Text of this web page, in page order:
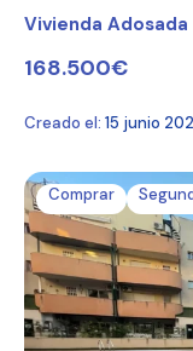
Vivienda Adosada
168.500€
Creado el: 15 junio
Comprar